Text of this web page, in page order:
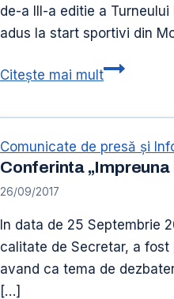
de-a III-a editie a
adus la start sportivi din
Citește mai multTurneul
Alina
Dumitru,
a
III-
a
Comunicate de presă şi
Conferinta
26/09/2017
In data de 25 Septembrie
calitate de Secretar, a fost
avand ca tema de
[…]